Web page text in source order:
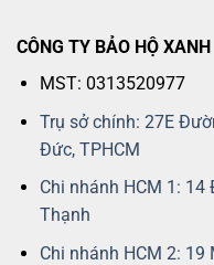
CÔNG TY BẢO HỘ XANH
MST: 0313520977
Trụ sở chính: 27E
Đức, TPHCM
Chi nhánh HCM 1: 14
Thạnh
Chi nhánh HCM 2: 19